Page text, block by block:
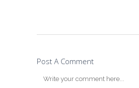
Post A Comment